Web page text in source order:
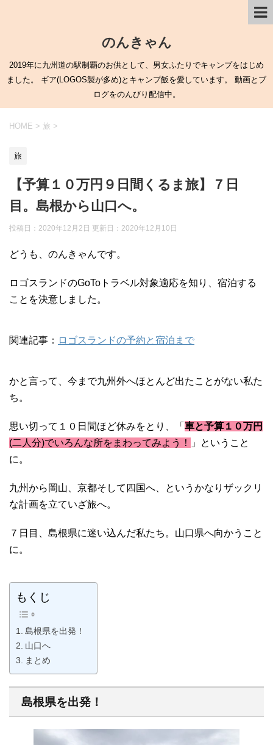
のんきゃん
2019年に九州道の駅制覇のお供として、男女ふたりでキャンプをはじめ
ました。 ギア(LOGOS製が多め)とキャンプ飯を愛しています。 動画とブ
ログをのんびり配信中。
HOME > 旅 >
旅
【予算１０万円９日間くるま旅】７日
目。島根から山口へ。
投稿日：2020年12月2日 更新日： 2020年12月10日
どうも、のんきゃんです。
ロゴスランドのGoToトラベル対象適応を知り、宿泊する
ことを決意しました。
関連記事： ロゴスランドの予約と宿泊まで
かと言って、今まで九州外へほとんど出たことがない私た
ち。
思い切って１０日間ほど休みをとり、「 車と予算１０万円
(二人分)でいろんな所をまわってみよう！
」ということ
に。
九州から岡山、京都そして四国へ、というかなりザックリ
な計画を立ていざ旅へ。
７日目、島根県に迷い込んだ私たち。山口県へ向かうこと
に。
もくじ
島根県を出発！
山口へ
まとめ
島根県を出発！